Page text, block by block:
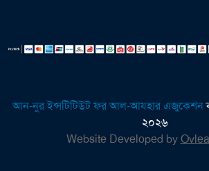
আন-নুর ইন্সটিটিউট ফর আল-আযহার এজুকেশন
২০২৬
Website Developed by